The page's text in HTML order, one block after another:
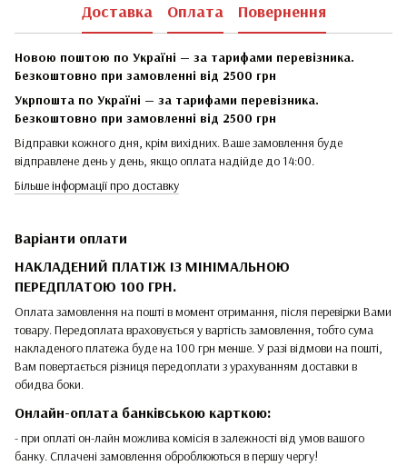
Доставка Оплата Повернення
Новою поштою по Україні — за тарифами перевізника.
Безкоштовно при замовленні від 2500 грн
Укрпошта по Україні — за тарифами перевізника.
Безкоштовно при замовленні від 2500 грн
Відправки кожного дня, крім вихідних. Ваше замовлення буде
відправлене день у день, якщо оплата надійде до 14:00.
Більше інформації про доставку
Варіанти оплати
НАКЛАДЕНИЙ ПЛАТІЖ ІЗ МІНІМАЛЬНОЮ
ПЕРЕДПЛАТОЮ 100 ГРН.
Оплата замовлення на пошті в момент отримання, після перевірки Вами
товару. Передоплата враховується у вартість замовлення, тобто сума
накладеного платежа буде на 100 грн менше. У разі відмови на пошті,
Вам повертається різниця передоплати з урахуванням доставки в
обидва боки.
Онлайн-оплата банківською карткою:
- при оплаті он-лайн можлива комісія в залежності від умов вашого
банку. Сплачені замовлення оброблюються в першу чергу!